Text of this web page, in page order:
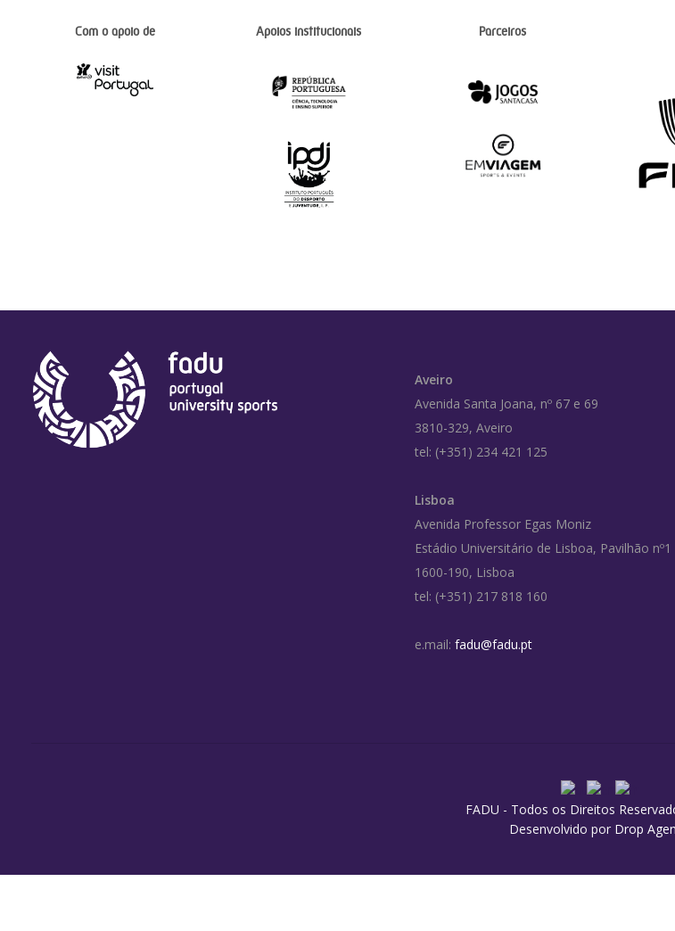
Com o apoio de Apoios institucionais Parceiros
Aveiro
Avenida Santa Joana, nº 67 e 69
3810-329, Aveiro
tel: (+351) 234 421 125
Lisboa
Avenida Professor Egas Moniz
Estádio Universitário de Lisboa, Pavilhão nº1
1600-190, Lisboa
tel: (+351) 217 818 160
e.mail: fadu@fadu.pt
FADU - Todos os Direitos
Desenvolvido por Drop